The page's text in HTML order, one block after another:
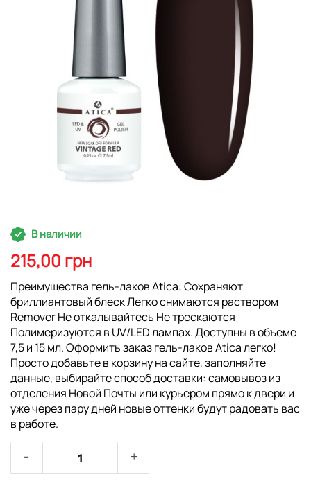
изображений
Перейти
к
началу
галереи
изображений
В наличии
215,00 грн
Преимущества гель-лаков Atica: Сохраняют
бриллиантовый блеск Легко снимаются раствором
Remover Не откалывайтесь Не трескаются
Полимеризуются в UV/LED лампах. Доступны в объеме
7,5 и 15 мл. Оформить заказ гель-лаков Atica легко!
Просто добавьте в корзину на сайте, заполняйте
данные, выбирайте способ доставки: самовывоз из
отделения Новой Почты или курьером прямо к двери и
уже через пару дней новые оттенки будут радовать вас
в работе.